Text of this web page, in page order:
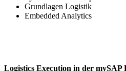
Grundlagen Logistik
Embedded Analytics
Logistics Execution in der mySAP